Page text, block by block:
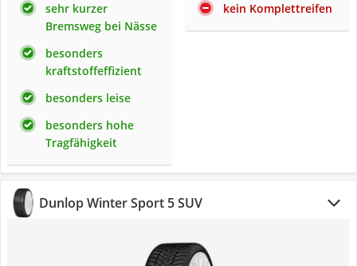
sehr kurzer
Bremsweg bei Nässe
besonders
kraftstoffeffizient
besonders leise
besonders hohe
Tragfähigkeit
kein Komplettreifen
Dunlop Winter Sport 5 SUV